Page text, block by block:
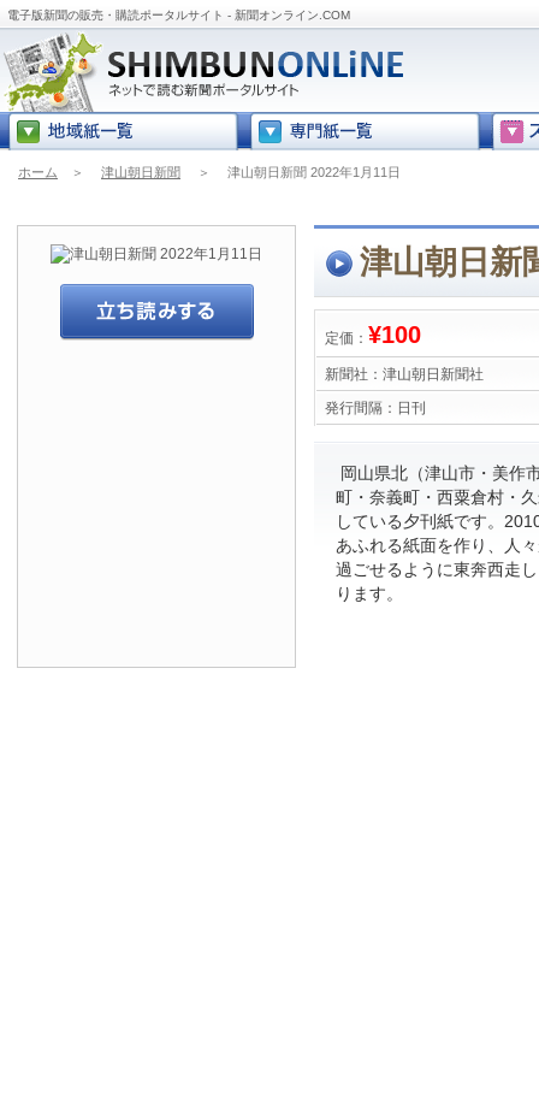
電子版新聞の販売・購読ポータルサイト - 新聞オンライン.COM
ホーム ＞ 津山朝日新聞 ＞ 津山朝日新聞 2022年1月11日
津山朝日新
定価： ¥100
新聞社： 津山朝日新聞社
発行間隔： 日刊
岡山県北（津山市・美作
町・奈義町・西粟倉村・
している夕刊紙です。
あふれる紙面を作り、人
過ごせるように東奔西走
ります。